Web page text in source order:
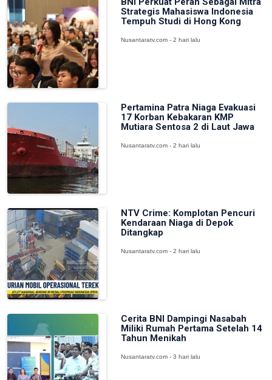
Strategis Mahasiswa Indonesia
Tempuh Studi di Hong Kong
Nusantaratv.com - 2 hari lalu
Pertamina Patra Niaga Evakuasi
17 Korban Kebakaran KMP
Mutiara Sentosa 2 di Laut Jawa
Nusantaratv.com - 2 hari lalu
NTV Crime: Komplotan Pencuri
Kendaraan Niaga di Depok
Ditangkap
Nusantaratv.com - 2 hari lalu
Cerita BNI Dampingi Nasabah
Miliki Rumah Pertama Setelah 14
Tahun Menikah
Nusantaratv.com - 3 hari lalu